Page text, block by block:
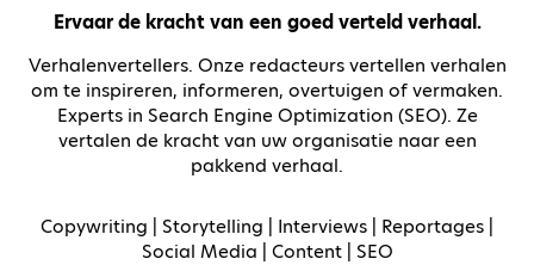
Ervaar de kracht van een goed verteld verhaal.
Verhalenvertellers. Onze redacteurs vertellen verhalen
om te inspireren, informeren, overtuigen of vermaken.
Experts in Search Engine Optimization (SEO). Ze
vertalen de kracht van uw organisatie naar een
pakkend verhaal.
Copywriting | Storytelling | Interviews | Reportages |
Social Media | Content | SEO